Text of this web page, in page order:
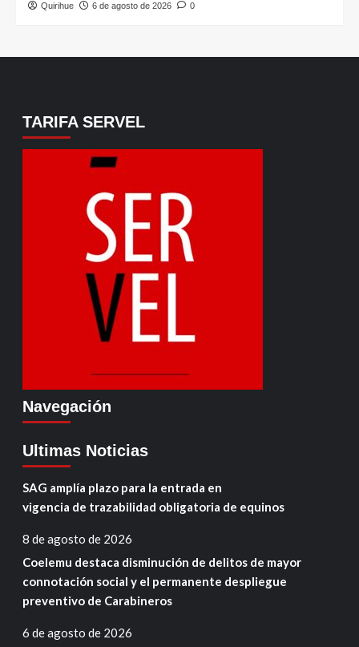
Quirihue 6 de agosto de 2026 0
TARIFA SERVEL
Navegación
Ultimas Noticias
SAG amplía plazo para la entrada en
vigencia de trazabilidad obligatoria de equinos
8 de agosto de 2026
Coelemu destaca disminución de delitos de mayor
connotación social y el permanente despliegue
preventivo de Carabineros
6 de agosto de 2026